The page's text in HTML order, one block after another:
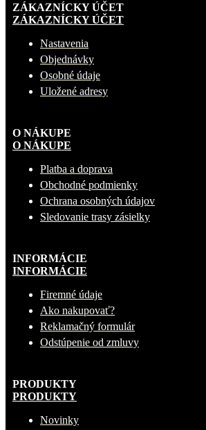
ZÁKAZNÍCKY ÚČET
ZÁKAZNÍCKY ÚČET
Nastavenia
Objednávky
Osobné údaje
Uložené adresy
O NÁKUPE
O NÁKUPE
Platba a doprava
Obchodné podmienky
Ochrana osobných údajov
Sledovanie trasy zásielky
INFORMÁCIE
INFORMÁCIE
Firemné údaje
Ako nakupovať?
Reklamačný formulár
Odstúpenie od zmluvy
PRODUKTY
PRODUKTY
Novinky